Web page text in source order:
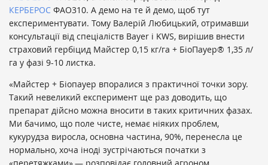
КЕРБЕРОС ФАО310. А демо на те й демо, щоб тут
експериментувати. Тому Валерій Любицький, отримавши
консультації від спеціаліств Bayer і KWS, вирішив внести
страховий гербіцид Майстер 0,15 кг/га + БіоПауер® 1,35 л/
га у фазі 9-10 листка.
«Майстер + Біопауер впоралися з практичної точки зору.
Такий невеликий експеримент ще раз доводить, що
препарат дійсно можна вносити в таких критичних фазах.
Ми бачимо, що поле чисте, немає ніяких проблем,
кукурудза виросла, основна частина, 90%, перенесла це
нормально, хоча іноді зустрічаються початки з